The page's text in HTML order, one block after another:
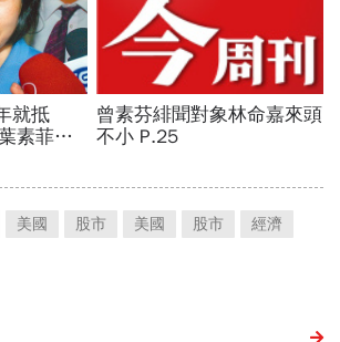
美國 股市 美國 股市
經濟